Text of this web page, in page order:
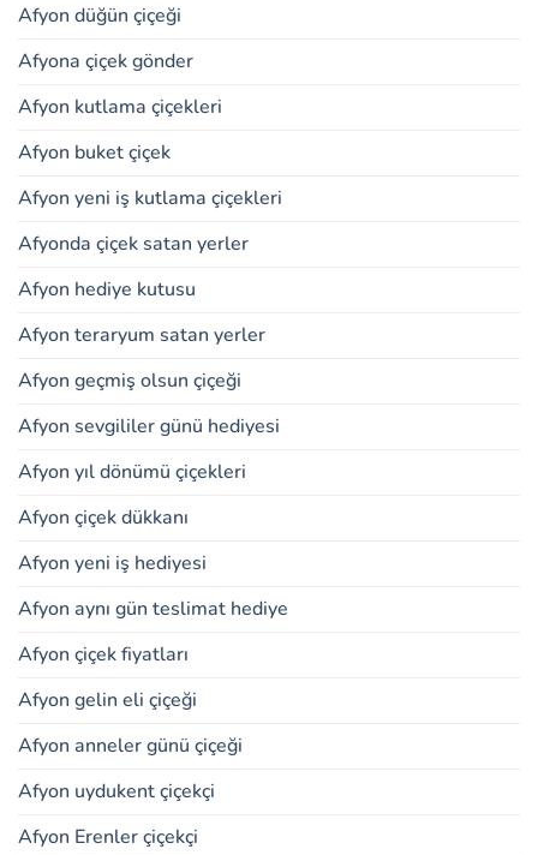
Afyon düğün çiçeği
Afyona çiçek gönder
Afyon kutlama çiçekleri
Afyon buket çiçek
Afyon yeni iş kutlama çiçekleri
Afyonda çiçek satan yerler
Afyon hediye kutusu
Afyon teraryum satan yerler
Afyon geçmiş olsun çiçeği
Afyon sevgililer günü hediyesi
Afyon yıl dönümü çiçekleri
Afyon çiçek dükkanı
Afyon yeni iş hediyesi
Afyon aynı gün teslimat hediye
Afyon çiçek fiyatları
Afyon gelin eli çiçeği
Afyon anneler günü çiçeği
Afyon uydukent çiçekçi
Afyon Erenler çiçekçi